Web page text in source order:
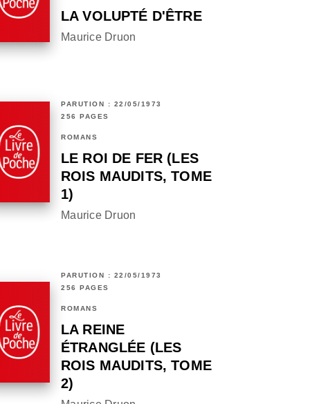
LA VOLUPTÉ D'ÊTRE
Maurice Druon
PARUTION : 22/05/1973
256 PAGES
ROMANS
LE ROI DE FER (LES
ROIS MAUDITS, TOME
1)
Maurice Druon
PARUTION : 22/05/1973
256 PAGES
ROMANS
LA REINE
ÉTRANGLÉE (LES
ROIS MAUDITS, TOME
2)